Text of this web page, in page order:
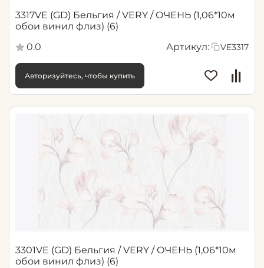
3317VE (GD) Бельгия / VERY / ОЧЕНЬ (1,06*10м
обои винил флиз) (6)
0.0
Артикул: VE3317
Авторизуйтесь, чтобы купить
3301VE (GD) Бельгия / VERY / ОЧЕНЬ (1,06*10м
обои винил флиз) (6)